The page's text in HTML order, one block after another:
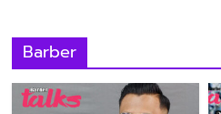
Barber